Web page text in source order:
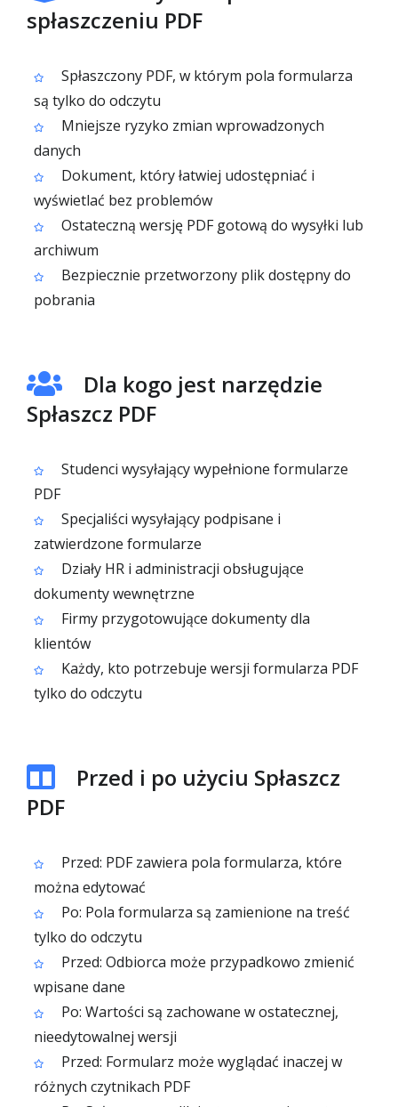
spłaszczeniu PDF
Spłaszczony PDF, w którym pola formularza
są tylko do odczytu
Mniejsze ryzyko zmian wprowadzonych
danych
Dokument, który łatwiej udostępniać i
wyświetlać bez problemów
Ostateczną wersję PDF gotową do wysyłki lub
archiwum
Bezpiecznie przetworzony plik dostępny do
pobrania
Dla kogo jest narzędzie
Spłaszcz PDF
Studenci wysyłający wypełnione formularze
PDF
Specjaliści wysyłający podpisane i
zatwierdzone formularze
Działy HR i administracji obsługujące
dokumenty wewnętrzne
Firmy przygotowujące dokumenty dla
klientów
Każdy, kto potrzebuje wersji formularza PDF
tylko do odczytu
Przed i po użyciu Spłaszcz
PDF
Przed: PDF zawiera pola formularza, które
można edytować
Po: Pola formularza są zamienione na treść
tylko do odczytu
Przed: Odbiorca może przypadkowo zmienić
wpisane dane
Po: Wartości są zachowane w ostatecznej,
nieedytowalnej wersji
Przed: Formularz może wyglądać inaczej w
różnych czytnikach PDF